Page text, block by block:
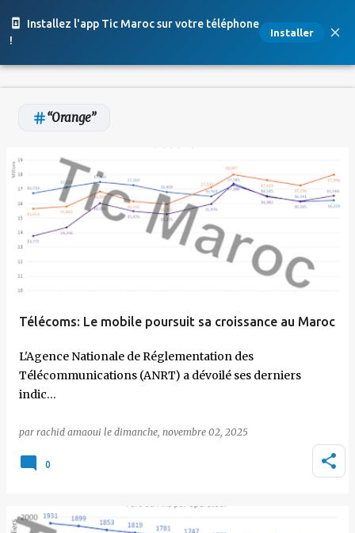
Installez l'app Tic Maroc sur votre téléphone
!
Installer
Accéder au contenu principal
Orange
A
Télécoms: Le mobile poursuit sa croissance au Maroc
L'Agence Nationale de Réglementation des
Télécommunications (ANRT) a dévoilé ses derniers
indic…
par rachid amaoui le dimanche, novembre 02, 2025
0